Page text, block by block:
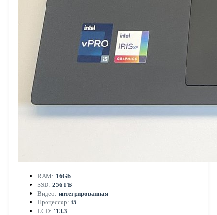
RAM: 16Gb
SSD: 256 ГБ
Видео: интегрированная
Процессор: i5
LCD: '13.3